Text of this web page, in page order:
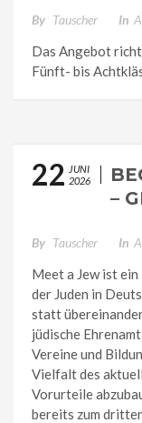
By Tauscher In
Das Angebot
Fünft- bis
22 JUNI
2026
–
By Tauscher In
Meet a Jew ist
der Juden in
statt
jüdische
Vereine und
Vielfalt des
Vorurteile
bereits zum